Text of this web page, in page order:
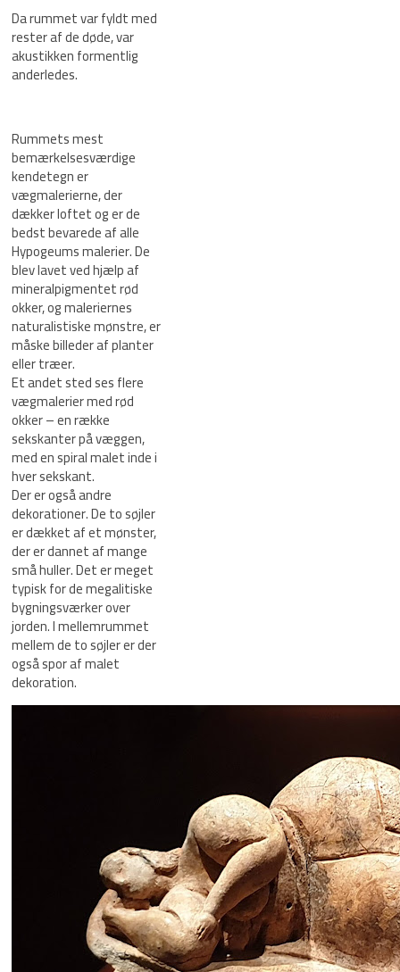
Da rummet var fyldt med
rester af de døde, var
akustikken formentlig
anderledes.
Rummets mest
bemærkelsesværdige
kendetegn er
vægmalerierne, der
dækker loftet og er de
bedst bevarede af alle
Hypogeums malerier. De
blev lavet ved hjælp af
mineralpigmentet rød
okker, og maleriernes
naturalistiske mønstre, er
måske billeder af planter
eller træer.
Et andet sted ses flere
vægmalerier med rød
okker – en række
sekskanter på væggen,
med en spiral malet inde i
hver sekskant.
Der er også andre
dekorationer. De to søjler
er dækket af et mønster,
der er dannet af mange
små huller. Det er meget
typisk for de megalitiske
bygningsværker over
jorden. I mellemrummet
mellem de to søjler er der
også spor af malet
dekoration.